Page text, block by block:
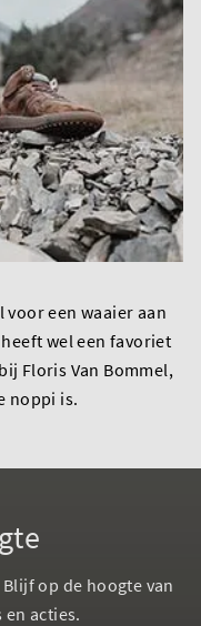
voor een waaier aan
wel een favoriet
Floris Van Bommel,
noppi is.
op de hoogte van
acties.